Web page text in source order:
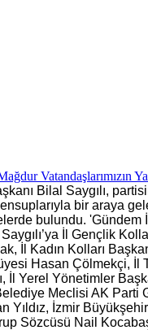
Bilal Saygılı,
bir araya
bulundu. 'Gündem
İl Gençlik
İl Kadın Kolları
Hasan Çölmekçi, İl
İl Yerel Yönetimler
Meclisi AK Parti
Yıldız, İzmir
Sözcüsü Nail